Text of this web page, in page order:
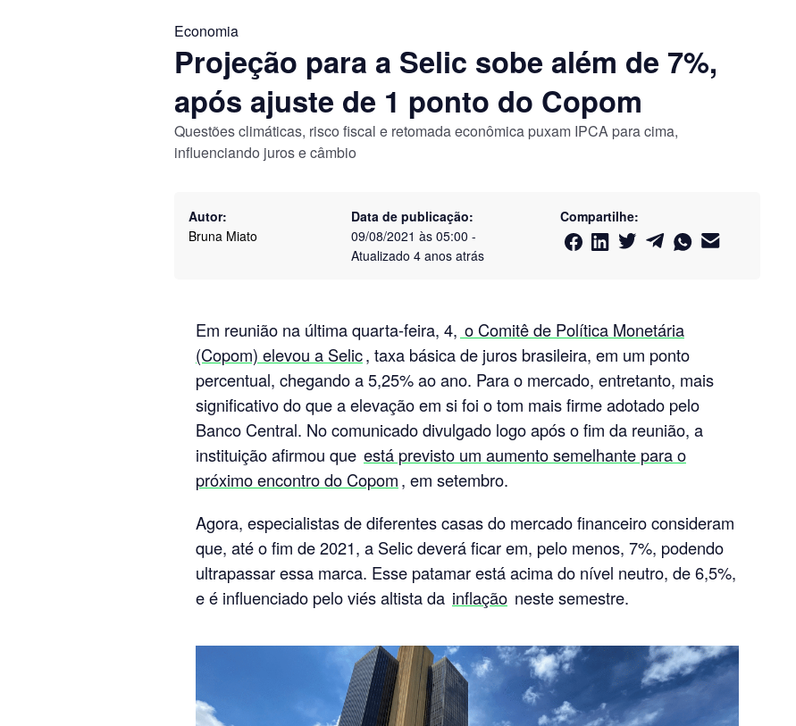
Economia
Projeção para a Selic sobe além de 7%,
após ajuste de 1 ponto do Copom
Questões climáticas, risco fiscal e retomada econômica puxam IPCA para cima,
influenciando juros e câmbio
Autor:
Bruna Miato
Data de publicação:
09/08/2021 às 05:00 -
Atualizado 4 anos atrás
Compartilhe:
Em reunião na última quarta-feira, 4, o Comitê de Política Monetária
(Copom) elevou a Selic, taxa básica de juros brasileira, em um ponto
percentual, chegando a 5,25% ao ano. Para o mercado, entretanto, mais
significativo do que a elevação em si foi o tom mais firme adotado pelo
Banco Central. No comunicado divulgado logo após o fim da reunião, a
instituição afirmou que está previsto um aumento semelhante para o
próximo encontro do Copom, em setembro.
Agora, especialistas de diferentes casas do mercado financeiro consideram
que, até o fim de 2021, a Selic deverá ficar em, pelo menos, 7%, podendo
ultrapassar essa marca. Esse patamar está acima do nível neutro, de 6,5%,
e é influenciado pelo viés altista da inflação neste semestre.